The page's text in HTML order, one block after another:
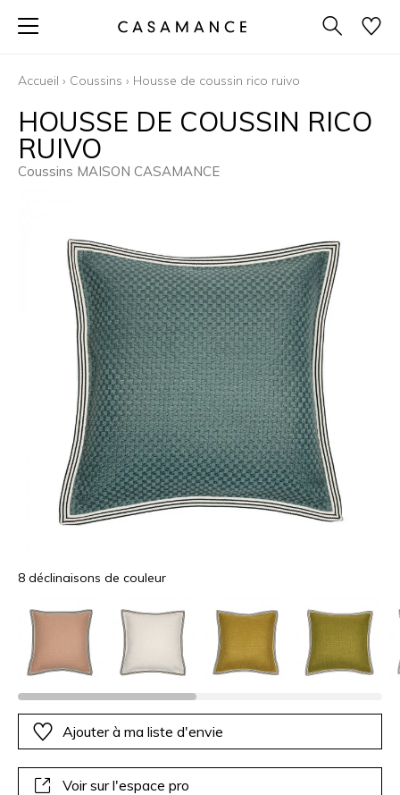
Accueil › Coussins › Housse de coussin rico ruivo
HOUSSE DE COUSSIN RICO
RUIVO
Coussins MAISON CASAMANCE
8 déclinaisons de couleur
Ajouter à ma liste d'envie
Voir sur l'espace pro